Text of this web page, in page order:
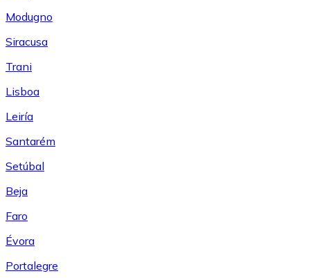
Modugno
Siracusa
Trani
Lisboa
Leiría
Santarém
Setúbal
Beja
Faro
Évora
Portalegre